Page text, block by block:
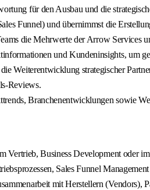
für den Ausbau und die
Funnel) und übernimmst die
die Mehrwerte der Arrow Services
und Kundeninsights, um
Weiterentwicklung strategischer
Reviews.
Branchenentwicklungen sowie
Vertrieb, Business Development oder
Sales Funnel
mit Herstellern (Vendors),